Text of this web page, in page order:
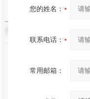
您的姓名：
联系电话：
常用邮箱：